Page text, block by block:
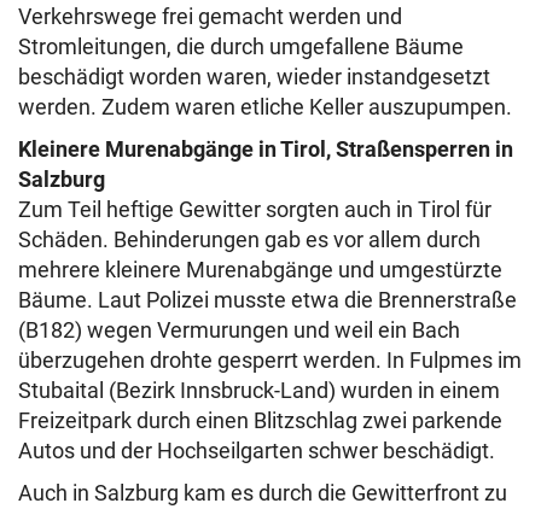
Verkehrswege frei gemacht werden und
Stromleitungen, die durch umgefallene Bäume
beschädigt worden waren, wieder instandgesetzt
werden. Zudem waren etliche Keller auszupumpen.
Kleinere Murenabgänge in Tirol, Straßensperren in
Salzburg
Zum Teil heftige Gewitter sorgten auch in Tirol für
Schäden. Behinderungen gab es vor allem durch
mehrere kleinere Murenabgänge und umgestürzte
Bäume. Laut Polizei musste etwa die Brennerstraße
(B182) wegen Vermurungen und weil ein Bach
überzugehen drohte gesperrt werden. In Fulpmes im
Stubaital (Bezirk Innsbruck-Land) wurden in einem
Freizeitpark durch einen Blitzschlag zwei parkende
Autos und der Hochseilgarten schwer beschädigt.
Auch in Salzburg kam es durch die Gewitterfront zu